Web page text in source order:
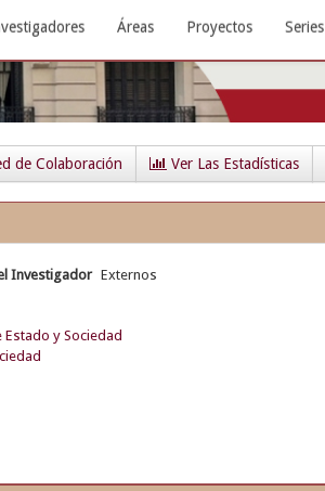
Áreas Proyectos
de Colaboración Ver Las Estadísticas
Investigador Externos
Estado y Sociedad